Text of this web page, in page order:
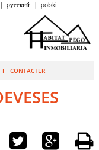
CONTACTER
pусский polski